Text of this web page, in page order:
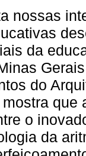
nossas
da
do
que
o
da